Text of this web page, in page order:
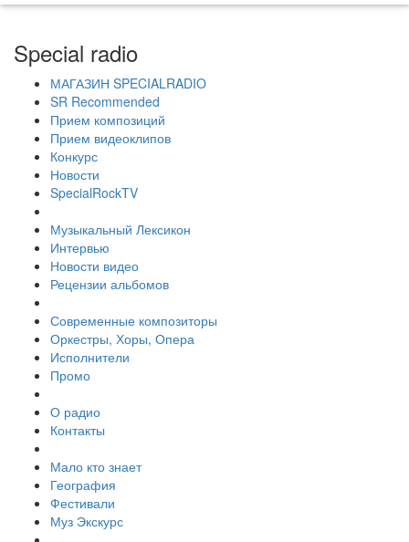
Special radio
МАГАЗИН SPECIALRADIO
SR Recommended
Прием композиций
Прием видеоклипов
Конкурс
Новости
SpecialRockTV
Музыкальный Лексикон
Интервью
Новости видео
Рецензии альбомов
Современные композиторы
Оркестры, Хоры, Опера
Исполнители
Промо
О радио
Контакты
Мало кто знает
География
Фестивали
Муз Экскурс